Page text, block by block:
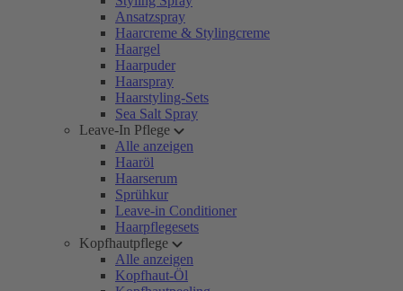
Ansatzspray
Haarcreme & Stylingcreme
Haargel
Haarpuder
Haarspray
Haarstyling-Sets
Sea Salt Spray
Leave-In Pflege
Alle anzeigen
Haaröl
Haarserum
Sprühkur
Leave-in Conditioner
Haarpflegesets
Kopfhautpflege
Alle anzeigen
Kopfhaut-Öl